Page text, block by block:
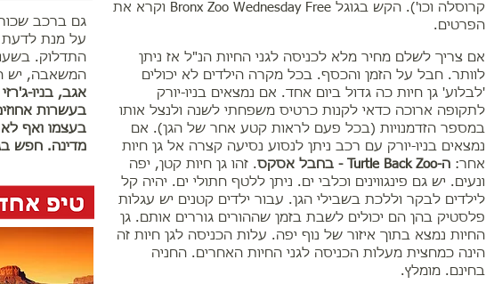
גם ברכב
על מנת לדעת
התדלוק.
המשאבה, יש
אגב, בניו-
בעשרות
בעצמו ואף
מדינה. חפש
קרוסלה וכו'). הקש בגוגל Bronx Zoo Wednesday Free וקרא את
הפרטים.
אם צריך לשלם מחיר מלא לכניסה לגני החיות הנ"ל אז ניתן
לוותר. חבל על הזמן והכסף. בכל מקרה הילדים לא יכולים
'לבלוע' גן חיות כה גדול ביום אחד. אם נמצאים בניו-יורק
לתקופה ארוכה כדאי לקנות כרטיס משפחתי לשנה ולנצל אותו
במספר הזדמנויות (בכל פעם לראות קטע אחר של הגן). אם
נמצאים בניו-יורק עם רכב ניתן לנסוע נסיעה קצרה אל גן חיות
אחר: ה-Turtle Back Zoo - בחבל אסקס
. זהו גן חיות קטן, יפה
ונעים. יש גם פינגווינים וכלבי ים. ניתן ללטף חתולי ים. יהיה קל
לילדים לבקר וללכת בשבילי הגן. עבור ילדים קטנים יש עגלות
פלסטיק בהן הם יכולים לשבת בזמן שההורים גוררים אותם. גן
החיות נמצא בתוך איזור של נוף יפה. עלות הכניסה לגן חיות זה
הינה כמחצית מעלות הכניסה לגני החיות האחרים. החניה
בחינם. מומלץ.